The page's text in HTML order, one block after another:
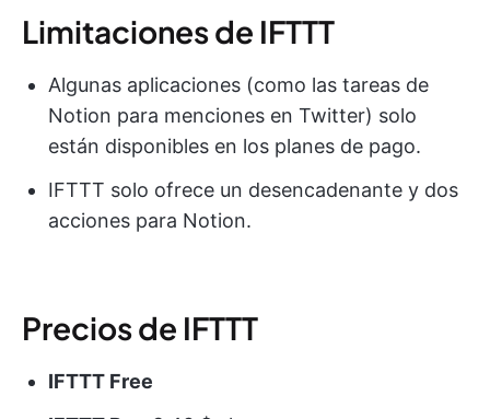
Limitaciones de IFTTT
Algunas aplicaciones (como las tareas de
Notion para menciones en Twitter) solo
están disponibles en los planes de pago.
IFTTT solo ofrece un desencadenante y dos
acciones para Notion.
Precios de IFTTT
IFTTT Free